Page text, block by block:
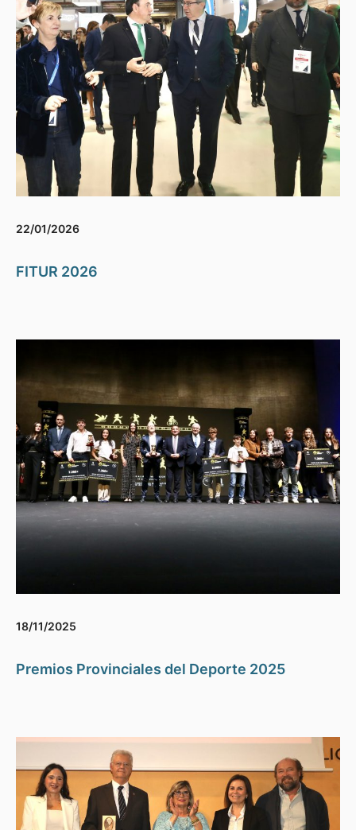
22/01/2026
FITUR 2026
18/11/2025
Premios Provinciales del Deporte 2025